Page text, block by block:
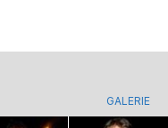
GALERIE